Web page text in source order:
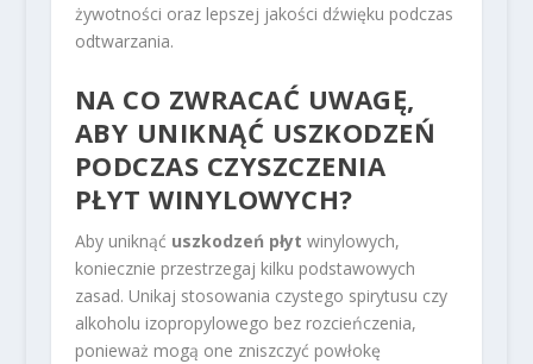
żywotności oraz lepszej jakości dźwięku podczas
odtwarzania.
NA CO ZWRACAĆ UWAGĘ,
ABY UNIKNĄĆ USZKODZEŃ
PODCZAS CZYSZCZENIA
PŁYT WINYLOWYCH?
Aby uniknąć uszkodzeń płyt winylowych,
koniecznie przestrzegaj kilku podstawowych
zasad. Unikaj stosowania czystego spirytusu czy
alkoholu izopropylowego bez rozcieńczenia,
ponieważ mogą one zniszczyć powłokę